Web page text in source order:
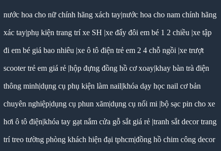
nước hoa cho nữ chính hãng xách tay|nước hoa cho nam chính hãng
xác tay|phụ kiện trang trí xe SH |xe đẩy đôi em bé 1 2 chiều |xe tập
đi em bé giá bao nhiêu |xe ô tô điện trẻ em 2 4 chỗ ngồi |xe trượt
scooter trẻ em giá rẻ|hộp đựng đồng hồ cơ xoay|khay bàn trà điện
thông minh|dụng cụ phụ kiện làm nail|khóa dạy học nail cơ bản
chuyên nghiệp|dụng cụ phun xăm|dụng cụ nối mi |bộ sạc pin cho xe
hơi ô tô điện|khóa tay gạt nắm cửa gỗ sắt giá rẻ|tranh sắt decor trang
trí treo tường phòng khách hiện đại tphcm|đồng hồ chim công decor